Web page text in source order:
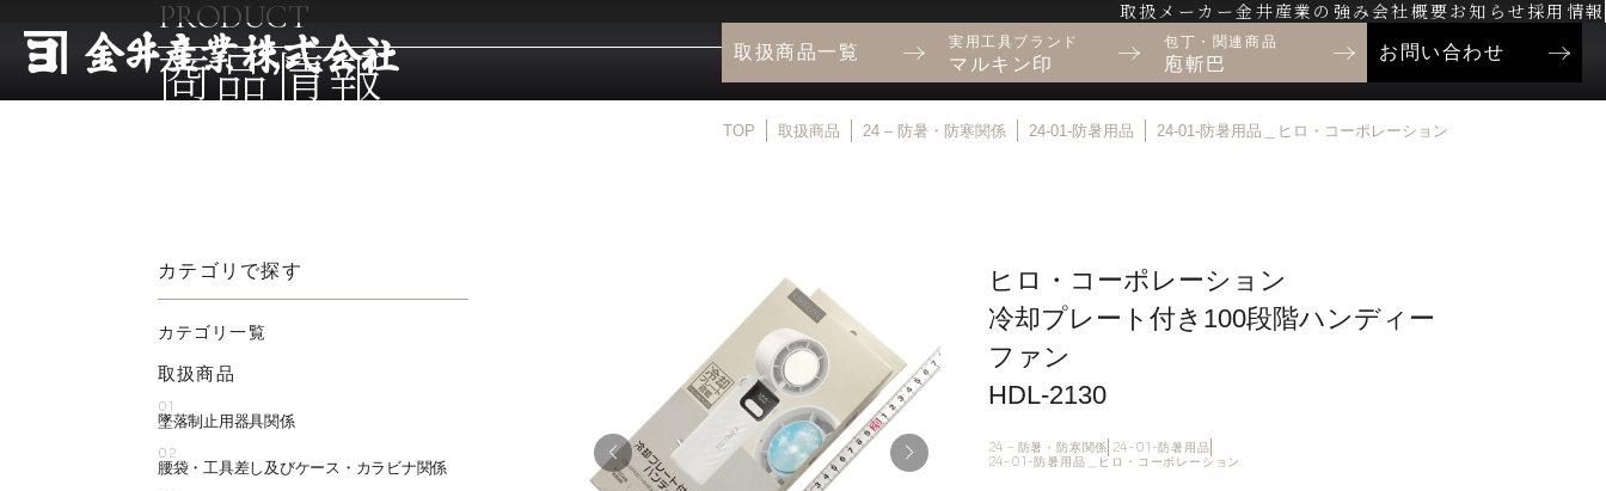
取扱メーカー金井産業の強み 会社概要お知らせ 採用情報
取扱商品一覧 実用工具ブランド
マルキン印
包丁・関連商品
庖斬巴
お問い合わせ
PRODUCT
商品情報
TOP 取扱商品 24 – 防暑・防寒関係 24-01-防暑用品 24-01-防暑用品＿ヒロ・コーポレーション
ヒロ・コーポレーション
冷却プレート付き100段階ハンディー
ファン
HDL-2130
24 – 防暑・防寒関係 24-01-防暑用品
24-01-防暑用品＿ヒロ・コーポレーション
カテゴリで探す
カテゴリ一覧
取扱商品
01
墜落制止用器具関係
02
腰袋・工具差し及びケース・カラビナ関係